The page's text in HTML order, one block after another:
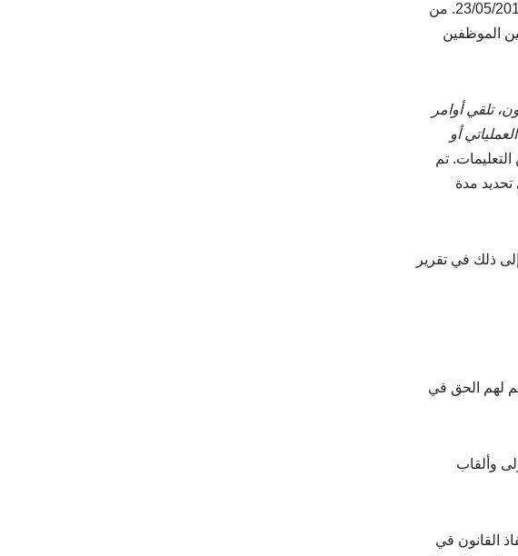
. وقد تمت الموافقة على قائمة شاملة لهذه الأسباب بموجب قرار مجلس الوزراء رقم 467 تاريخ 23/05/2012. من
الموظفين
تلقي أوامر
أو
تم
من الضروري تحديد مدة
ذلك في تقرير
لهم الحق في
وألقاب
القانون في